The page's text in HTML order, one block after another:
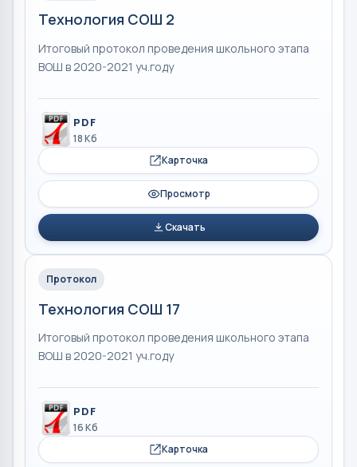
Технология СОШ 2
Итоговый протокол проведения школьного этапа
ВОШ в 2020-2021 уч.году
PDF
18 Кб
Карточка
Просмотр
Скачать
Протокол
Технология СОШ 17
Итоговый протокол проведения школьного этапа
ВОШ в 2020-2021 уч.году
PDF
16 Кб
Карточка